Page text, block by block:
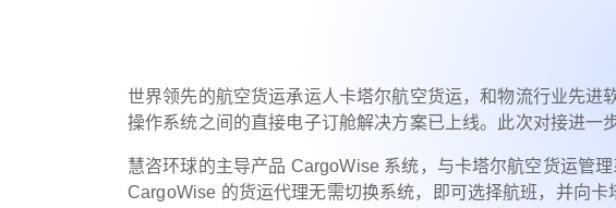
世界领先的航空货运承运人卡塔尔航空货运，和物流行业先
操作系统之间的直接电子订舱解决方案已上线。此次对接进一
慧咨环球的主导产品 CargoWise 系统，与卡塔尔航空货运管
CargoWise 的货运代理无需切换系统，即可选择航班，并向